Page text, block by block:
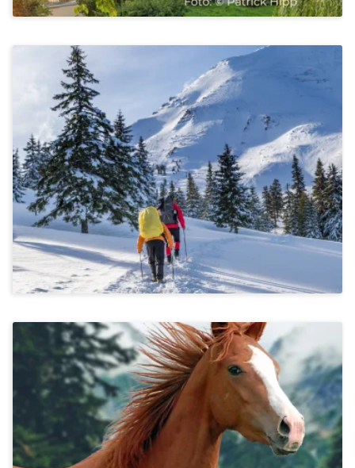
Stressbewältigung & Achtsamkeit, Kommunikation &
Miteinander
Winterwandern Im Allgäu
Ab 1.300€
Kommunikation & Miteinander
Vorbereitungskurs Pferdesporttrainer*in
Auf Wangerooge